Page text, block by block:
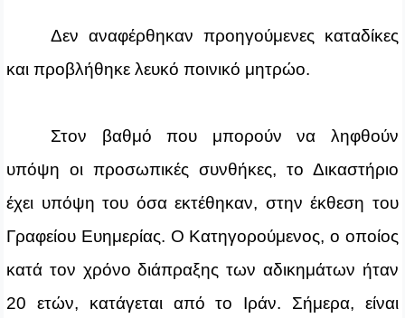
Δεν αναφέρθηκαν προηγούμενες καταδίκες
και προβλήθηκε λευκό ποινικό μητρώο.
Στον βαθμό που μπορούν να ληφθούν
υπόψη οι προσωπικές συνθήκες, το Δικαστήριο
έχει υπόψη του όσα εκτέθηκαν, στην έκθεση του
Γραφείου Ευημερίας. Ο Κατηγορούμενος, ο οποίος
κατά τον χρόνο διάπραξης των αδικημάτων ήταν
20 ετών, κατάγεται από το Ιράν. Σήμερα, είναι